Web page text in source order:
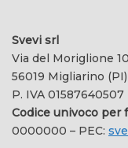
Svevi srl
Via del Moriglione
56019 Migliarino (PI)
P. IVA 01587640507
Codice univoco per
0000000 – PEC: